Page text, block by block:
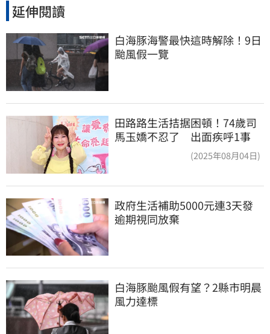
延伸閱讀
白海豚海警最快這時解除！9日
颱風假一覽
田路路生活拮据困頓！74歲司
馬玉嬌不忍了 出面疾呼1事
(2025年08月04日)
政府生活補助5000元連3天發
逾期視同放棄
白海豚颱風假有望？2縣市明晨
風力達標